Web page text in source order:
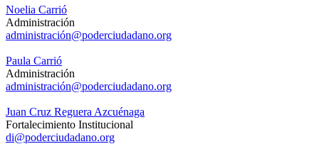
Noelia Carrió
Administración
administración@poderciudadano.org
Paula Carrió
Administración
administración@poderciudadano.org
Juan Cruz Reguera Azcuénaga
Fortalecimiento Institucional
di@poderciudadano.org